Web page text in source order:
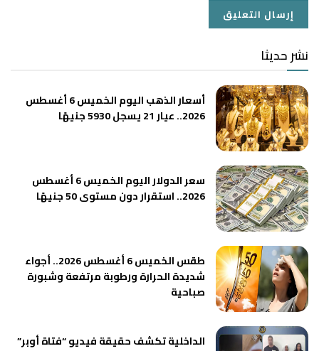
نشر حديثا
أسعار الذهب اليوم الخميس 6 أغسطس
2026.. عيار 21 يسجل 5930 جنيهًا
سعر الدولار اليوم الخميس 6 أغسطس
2026.. استقرار دون مستوى 50 جنيهًا
طقس الخميس 6 أغسطس 2026.. أجواء
شديدة الحرارة ورطوبة مرتفعة وشبورة
صباحية
الداخلية تكشف حقيقة فيديو “فتاة أوبر”